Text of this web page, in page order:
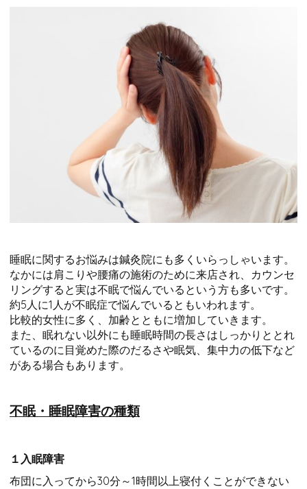
睡眠に関するお悩みは鍼灸院にも多くいらっしゃいます。
なかには肩こりや腰痛の施術のために来店され、カウンセ
リングすると実は不眠で悩んでいるという方も多いです。
約5人に1人が不眠症で悩んでいるともいわれます。
比較的女性に多く、加齢とともに増加していきます。
また、眠れない以外にも睡眠時間の長さはしっかりととれ
ているのに目覚めた際のだるさや眠気、集中力の低下など
がある場合もあります。
不眠・睡眠障害の種類
１入眠障害
布団に入ってから30分～1時間以上寝付くことができない